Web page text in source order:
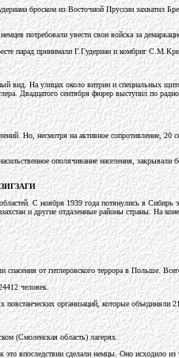
броском из Восточной Пруссии захватил
потребовали увести свои войска за
парад принимали Г.Гудериан и комбриг
вид. На улицах около витрин и
Двадцатого сентября фюрер выступил по
Но, несмотря на активное сопротивление,
ополячивание населения,
С ноября 1939 года потянулись в
и другие отдаленные районы страны. На
от гитлеровского террора в Польше.
человек.
организаций, которые объединяли
(Смоленская область) лагерях.
впоследствии сделали немцы. Оно исходило